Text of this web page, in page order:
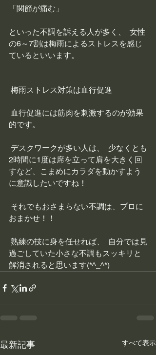
「関節が痛む」
といった不調を訴える人が多く、  女性
の6～7割は梅雨によるストレスを感じ
ているといいます。
梅雨ストレス対策は血行促進
的です。
2時間に1度は席を立って肩を大きく回
すなど、こまめにカラダを動かすよう
に意識したいですね！
おまかせ！！
過ごしていた小さな不調もスッキリと
解消されると思います(*^_^*)
最新記事 すべて表示